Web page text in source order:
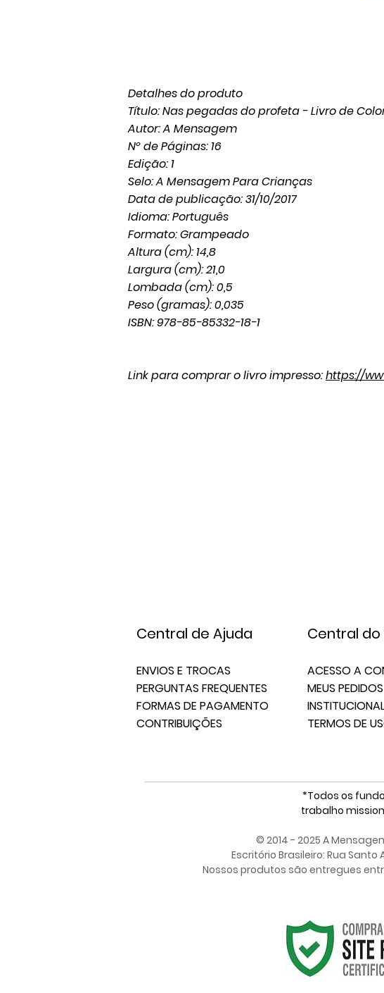
Detalhes do produto
Título: Nas pegadas do profeta - Livro de
Autor: A Mensagem
Nº de Páginas: 16
Edição: 1
Selo: A Mensagem Para Crianças
Data de publicação: 31/10/2017
Idioma: Português
Formato: Grampeado
Altura (cm): 14,8
Largura (cm): 21,0
Lombada (cm): 0,5
Peso (gramas): 0,035
ISBN: 978-85-85332-18-1
Link para comprar o livro impresso:https://
Central de Ajuda
ENVIOS E TROCAS
PERGUNTAS FREQUENTES
FORMAS DE PAGAMENTO
CONTRIBUIÇÕES
Central do
ACESSO A
MEUS PEDIDOS
INSTITUCIONAL
TERMOS DE
*Todos os
trabalho
© 2014 - 2025 A
Escritório Brasileiro: Rua Santo
Nossos produtos são entregues